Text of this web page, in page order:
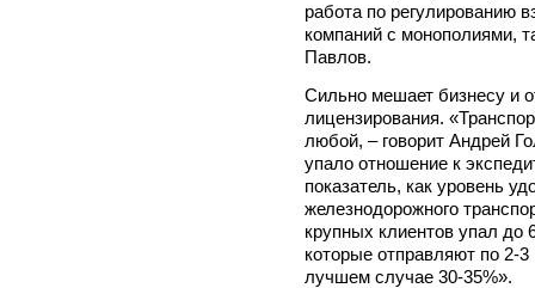
работа по регулированию
компаний с монополиями,
Павлов.
Сильно мешает бизнесу и
лицензирования.
любой, – говорит Андрей
упало отношение к
показатель, как уровень
железнодорожного
крупных клиентов упал до
которые отправляют по 2-3
лучшем случае 30-35%».